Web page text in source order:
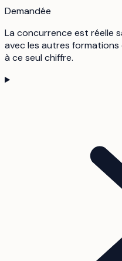
Demandée
La concurrence est réelle
avec les autres
à ce seul chiffre.